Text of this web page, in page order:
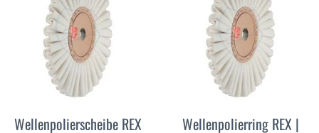
Wellenpolierscheibe REX
Wellenpolierring REX |